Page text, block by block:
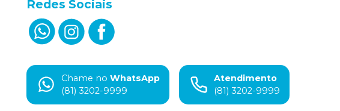
Redes Sociais
Chame no WhatsApp
(81) 3202-9999
Atendimento
(81) 3202-9999